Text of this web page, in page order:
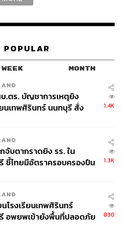
POPULAR
WEEK MONTH
.ตร. บัญชาการเหตุยิง
นเทพศิรินทร์ นนทบุรี สั่ง
1.4K
จับตากราดยิง รร. ใน
ชี้ไทยมีอัตราครอบครองปืน
1.3K
โรงเรียนเทพศิรินทร์
อพยพเข้ายังพื้นที่ปลอดภัย
830